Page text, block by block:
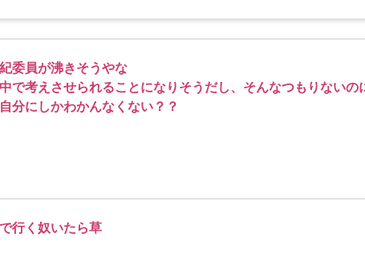
委員が沸きそうやな
で考えさせられることになりそうだし、そんなつもりないの
分にしかわかんなくない？？
行く奴いたら草